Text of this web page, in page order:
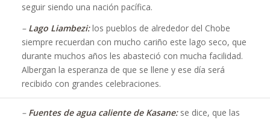
seguir siendo una nación pacífica.
– Lago Liambezi:los pueblos de alrededor del Chobe
siempre recuerdan con mucho cariño este lago seco, que
durante muchos años les abasteció con mucha facilidad.
Albergan la esperanza de que se llene y ese día será
recibido con grandes celebraciones.
– Fuentes de agua caliente de Kasane:se dice, que las